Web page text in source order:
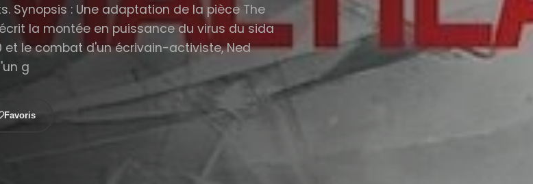
Synopsis : Une adaptation de la pièce The
la montée en puissance du virus du sida
et le combat d'un écrivain-activiste, Ned
g
Favoris